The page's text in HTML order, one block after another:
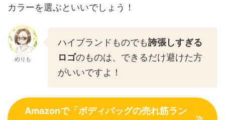
カラーを選ぶといいでしょう！
めりも
ハイブランドものでも誇張しすぎる
ロゴのものは、できるだけ避けた方
がいいですよ！
Amazonで「ボディバッグの売れ筋ラン